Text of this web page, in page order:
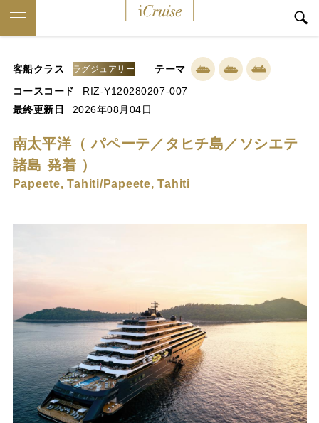
客船クラス ラグジュアリー
テーマ
コースコード
RIZ-Y120280207-007
最終更新日
2026年08月04日
南太平洋（ パペーテ／タヒチ島／ソシエテ
諸島 発着 ）
Papeete, Tahiti/Papeete, Tahiti